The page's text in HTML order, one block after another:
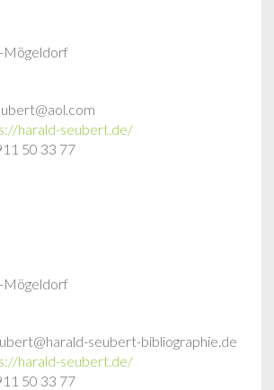
Mögeldorf
harald-seubert.de/
50 33 77
Mögeldorf
seubert-bibliographie.de
harald-seubert.de/
50 33 77